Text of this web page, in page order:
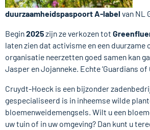
duurzaamheidspaspoort A-label van NL
Begin2025zijn ze verkozen tot
laten zien dat activisme en een duurzame
organisatie neerzetten goed samen kan
Jasper en Jojanneke. Echte ‘Guardians of
Cruydt-Hoeck is een bijzonder
gespecialiseerd is in inheemse wilde
bloemenweidemengsels. Wilt u een
uw tuin of in uw omgeving? Dan kunt u